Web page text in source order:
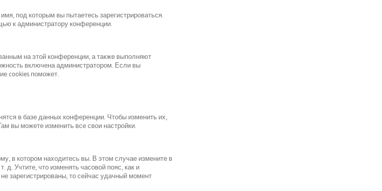
под которым вы пытаетесь зарегистрироваться.
к администратору конференции.
на этой конференции, а также выполняют
включена администратором. Если вы
cookies поможет.
в базе данных конференции. Чтобы изменить их,
вы можете изменить все свои настройки.
в котором находитесь вы. В этом случае измените в
д. Учтите, что изменять часовой пояс, как и
зарегистрированы, то сейчас удачный момент